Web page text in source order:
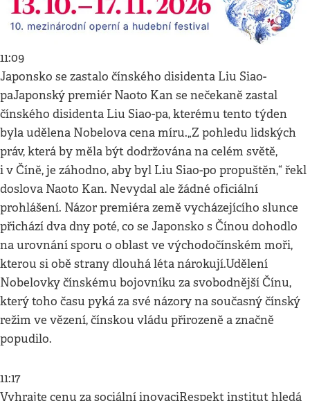
11:09
Japonsko se zastalo čínského disidenta Liu Siao-
paJaponský premiér Naoto Kan se nečekaně zastal
čínského disidenta Liu Siao-pa, kterému tento týden
byla udělena Nobelova cena míru.„Z pohledu lidských
práv, která by měla být dodržována na celém světě,
i v Číně, je záhodno, aby byl Liu Siao-po propuštěn,“ řekl
doslova Naoto Kan. Nevydal ale žádné oficiální
prohlášení. Názor premiéra země vycházejícího slunce
přichází dva dny poté, co se Japonsko s Čínou dohodlo
na urovnání sporu o oblast ve východočínském moři,
kterou si obě strany dlouhá léta nárokují.Udělení
Nobelovky čínskému bojovníku za svobodnější Čínu,
který toho času pyká za své názory na současný čínský
režim ve vězení, čínskou vládu přirozeně a značně
popudilo.
11:17
Vyhrajte cenu za sociální inovaciRespekt institut hledá